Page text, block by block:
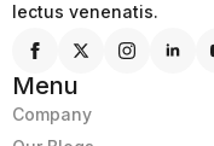
lectus venenatis.
Menu
Company